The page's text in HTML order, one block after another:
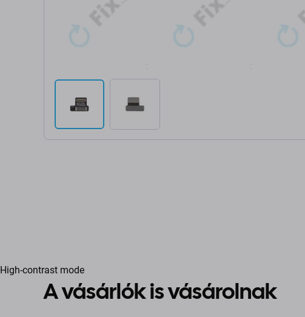
High-contrast mode
A vásárlók is vásárolnak